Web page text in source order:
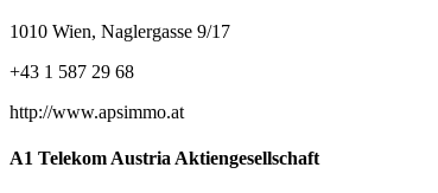
1010 Wien, Naglergasse 9/17
+43 1 587 29 68
http://www.apsimmo.at
A1 Telekom Austria Aktiengesellschaft